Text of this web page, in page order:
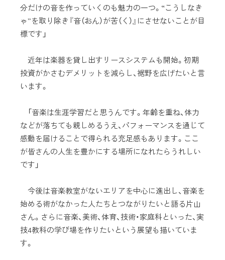
分だけの音を作っていくのも魅力の一つ。“こうしなき
ゃ”を取り除き『音（おん）が苦（く）』にさせないことが目
標です」
近年は楽器を貸し出すリースシステムも開始。初期
投資がかさむデメリットを減らし、裾野を広げたいと言
います。
「音楽は生涯学習だと思うんです。年齢を重ね、体力
などが落ちても親しめるうえ、パフォーマンスを通じて
感動を届けることで得られる充足感もあります。ここ
が皆さんの人生を豊かにする場所になれたらうれしい
です」
今後は音楽教室がないエリアを中心に進出し、音楽を
始める術がなかった人たちとつながりたいと語る片山
さん。さらに音楽、美術、体育、技術・家庭科といった、実
技4教科の学び場を作りたいという展望も描いていま
す。